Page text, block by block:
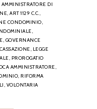
AMMINISTRATORE DI
ART 1129 C.C.,
CONDOMINIO,
GOVERNANCE
LEGGE
PROROGATIO
AMMINISTRATORE,
RIFORMA
VOLONTARIA